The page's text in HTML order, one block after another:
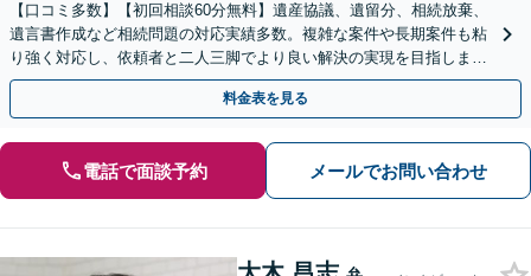
【口コミ多数】【初回相談60分無料】遺産協議、遺留分、相続放棄、
遺言書作成など相続問題の対応実績多数。複雑な案件や長期案件も粘
り強く対応し、依頼者と二人三脚でより良い解決の実現を目指します
【夜間相談可】【船橋駅7分】
料金表を見る
電話で面談予約 メールでお問い合わせ